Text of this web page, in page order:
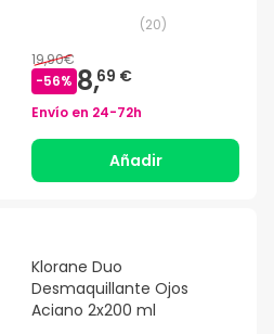
(20)
19,90€
-56% 8,69 €
Envío en 24-72h
Añadir
Klorane Duo
Desmaquillante Ojos
Aciano 2x200 ml